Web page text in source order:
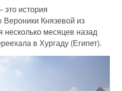
история
Князевой из
несколько месяцев назад
в Хургаду (Египет).